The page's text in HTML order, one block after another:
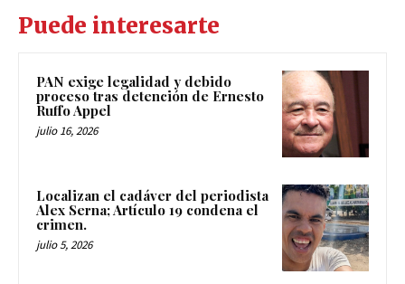
Puede interesarte
PAN exige legalidad y debido
proceso tras detención de Ernesto
Ruffo Appel
julio 16, 2026
Localizan el cadáver del periodista
Alex Serna; Artículo 19 condena el
crimen.
julio 5, 2026